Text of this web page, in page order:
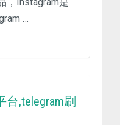
…
,telegram刷